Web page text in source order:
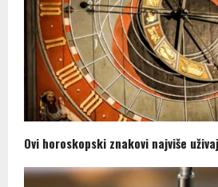
Ovi horoskopski znakovi najviše